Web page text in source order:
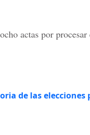
actas por procesar
de las